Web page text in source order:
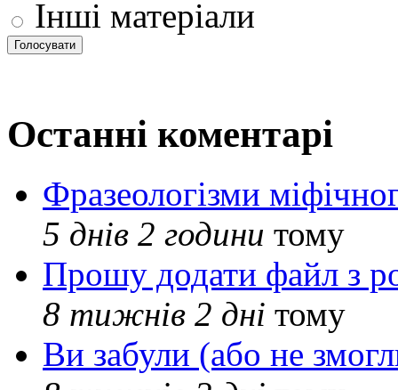
Інші матеріали
Останні коментарі
Фразеологізми
5 днів 2 години тому
Прошу додати файл з
8 тижнів 2 дні тому
Ви забули (або не